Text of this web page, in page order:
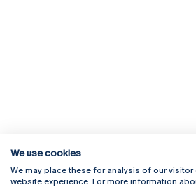
Rua Diogo Botelho
We use cookies
We may place these for analysis of our
website experience. For more information